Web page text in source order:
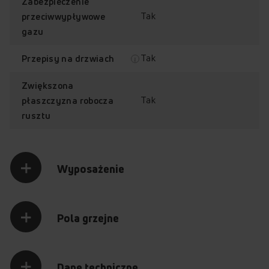
Sprawdź, jak działa kuchnia
Przytrzymaj palec na punkcie z plusem, aby odkryć jego
zawartość.
przeciwwypływowe
gazu
Tak
Przepisy na drzwiach Tak
Zwiększona
płaszczyzna robocza
rusztu
Tak
Wyposażenie
Pola grzejne